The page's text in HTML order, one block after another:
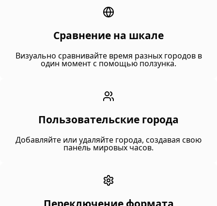
Сравнение на шкале
Визуально сравнивайте время разных городов в
один момент с помощью ползунка.
Пользовательские города
Добавляйте или удаляйте города, создавая свою
панель мировых часов.